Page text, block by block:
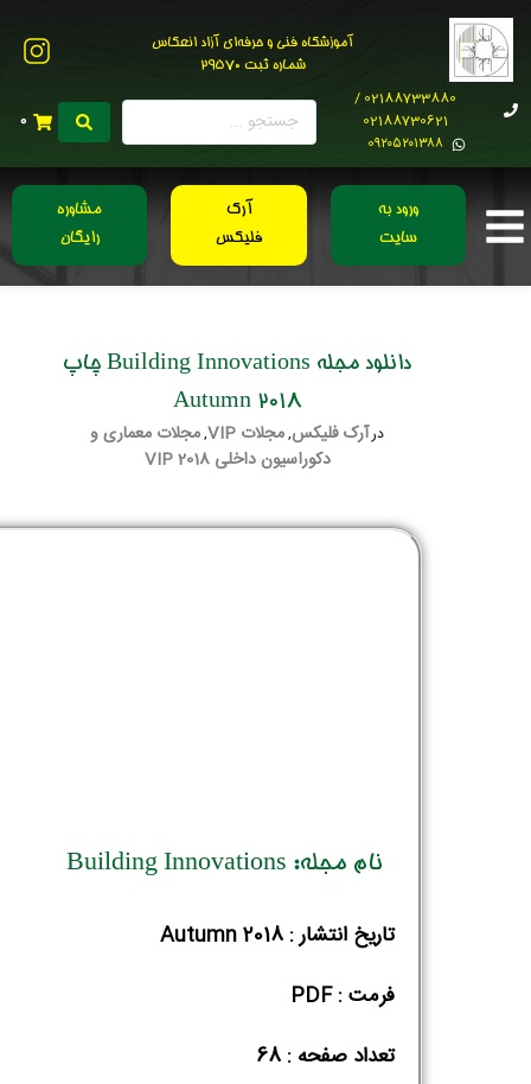
آموزشگاه فنی و حرفه‌ای آزاد انعکاس
شماره ثبت 29570
02188733880 /
02188730621
0۹۲۰۵۲۰۱۳۸۸
0
ورود به
سایت
آرک
فلیکس
مشاوره
رایگان
دانلود مجله Building Innovations چاپ
Autumn 2018
درآرک فلیکس,مجلات VIP ,مجلات معماری و
دکوراسیون داخلی 2018 VIP
نام مجله: Building Innovations
تاریخ انتشار : Autumn 2018
فرمت : PDF
تعداد صفحه : 68